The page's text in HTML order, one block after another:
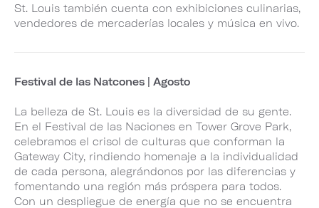
St. Louis también cuenta con exhibiciones culinarias,
vendedores de mercaderías locales y música en vivo.
Festival de las Natcones | Agosto
La belleza de St. Louis es la diversidad de su gente.
En el Festival de las Naciones en Tower Grove Park,
celebramos el crisol de culturas que conforman la
Gateway City, rindiendo homenaje a la individualidad
de cada persona, alegrándonos por las diferencias y
fomentando una región más próspera para todos.
Con un despliegue de energía que no se encuentra